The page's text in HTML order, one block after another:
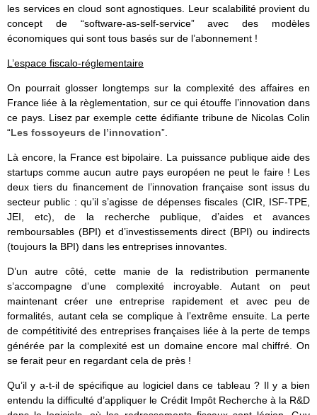
les services en cloud sont agnostiques. Leur scalabilité provient du
concept de “software-as-self-service” avec des modèles
économiques qui sont tous basés sur de l’abonnement !
L’espace fiscalo-réglementaire
On pourrait glosser longtemps sur la complexité des affaires en
France liée à la règlementation, sur ce qui étouffe l’innovation dans
ce pays. Lisez par exemple cette édifiante tribune de Nicolas Colin
“Les fossoyeurs de l’innovation”.
Là encore, la France est bipolaire. La puissance publique aide des
startups comme aucun autre pays européen ne peut le faire ! Les
deux tiers du financement de l’innovation française sont issus du
secteur public : qu’il s’agisse de dépenses fiscales (CIR, ISF-TPE,
JEI, etc), de la recherche publique, d’aides et avances
remboursables (BPI) et d’investissements direct (BPI) ou indirects
(toujours la BPI) dans les entreprises innovantes.
D’un autre côté, cette manie de la redistribution permanente
s’accompagne d’une complexité incroyable. Autant on peut
maintenant créer une entreprise rapidement et avec peu de
formalités, autant cela se complique à l’extrême ensuite. La perte
de compétitivité des entreprises françaises liée à la perte de temps
générée par la complexité est un domaine encore mal chiffré. On
se ferait peur en regardant cela de près !
Qu’il y a-t-il de spécifique au logiciel dans ce tableau ? Il y a bien
entendu la difficulté d’appliquer le Crédit Impôt Recherche à la R&D